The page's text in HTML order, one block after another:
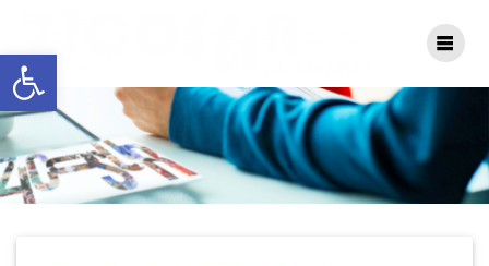
Abrir barra de herramientas